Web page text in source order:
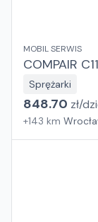
MOBIL SERWIS
COMPAIR
Sprężarki
848.70 zł/
+143 km